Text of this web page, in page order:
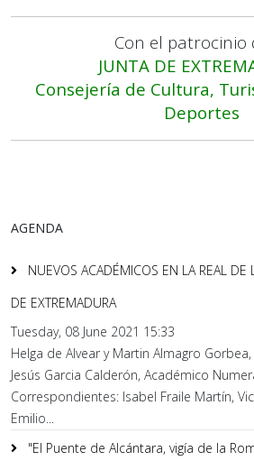
Con el patrocinio
JUNTA DE
Consejería de Cultura,
Deportes
AGENDA
NUEVOS ACADÉMICOS EN LA REAL DE
DE EXTREMADURA
Tuesday, 08 June 2021 15:33
Helga de Alvear y Martin Almagro
Jesús Garcia Calderón, Académico
Correspondientes: Isabel Fraile Martín,
Emilio...
"El Puente de Alcántara, vigía de la